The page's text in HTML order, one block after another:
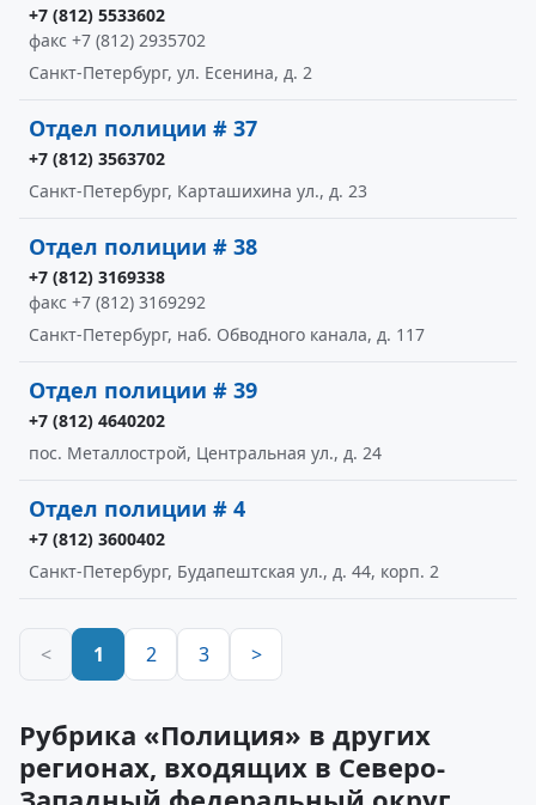
+7 (812) 5533602
факс +7 (812) 2935702
Санкт-Петербург, ул. Есенина, д. 2
Отдел полиции # 37
+7 (812) 3563702
Санкт-Петербург, Карташихина ул., д. 23
Отдел полиции # 38
+7 (812) 3169338
факс +7 (812) 3169292
Санкт-Петербург, наб. Обводного канала, д. 117
Отдел полиции # 39
+7 (812) 4640202
пос. Металлострой, Центральная ул., д. 24
Отдел полиции # 4
+7 (812) 3600402
Санкт-Петербург, Будапештская ул., д. 44, корп. 2
< 1 2 3 >
Рубрика «Полиция» в других
регионах, входящих в Северо-